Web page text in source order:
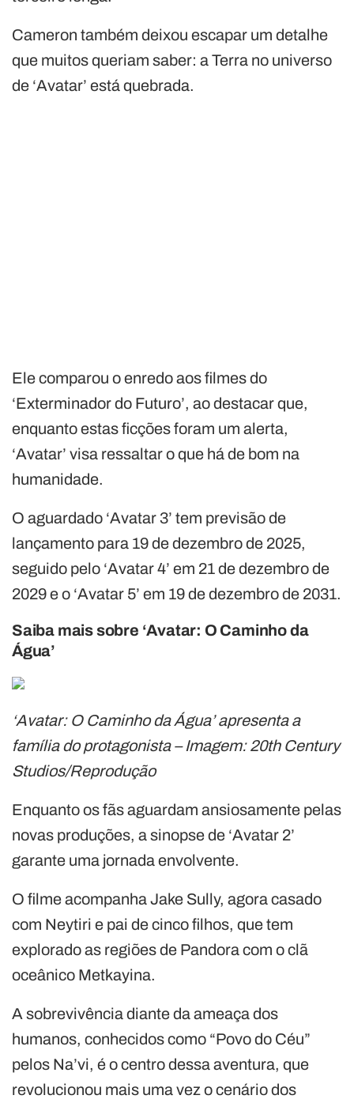
Cameron também deixou escapar um detalhe
que muitos queriam saber: a Terra no universo
de ‘Avatar’ está quebrada.
Ele comparou o enredo aos filmes do
‘Exterminador do Futuro’, ao destacar que,
enquanto estas ficções foram um alerta,
‘Avatar’ visa ressaltar o que há de bom na
humanidade.
O aguardado ‘Avatar 3’ tem previsão de
lançamento para 19 de dezembro de 2025,
seguido pelo ‘Avatar 4’ em 21 de dezembro de
2029 e o ‘Avatar 5’ em 19 de dezembro de 2031.
Saiba mais sobre ‘Avatar: O Caminho da
Água’
‘Avatar: O Caminho da Água’ apresenta a
família do protagonista – Imagem: 20th Century
Studios/Reprodução
Enquanto os fãs aguardam ansiosamente pelas
novas produções, a sinopse de ‘Avatar 2’
garante uma jornada envolvente.
O filme acompanha Jake Sully, agora casado
com Neytiri e pai de cinco filhos, que tem
explorado as regiões de Pandora com o clã
oceânico Metkayina.
A sobrevivência diante da ameaça dos
humanos, conhecidos como “Povo do Céu”
pelos Na’vi, é o centro dessa aventura, que
revolucionou mais uma vez o cenário dos